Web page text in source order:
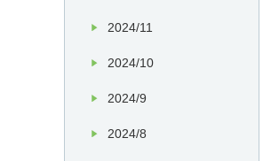
2024/11
2024/10
2024/9
2024/8